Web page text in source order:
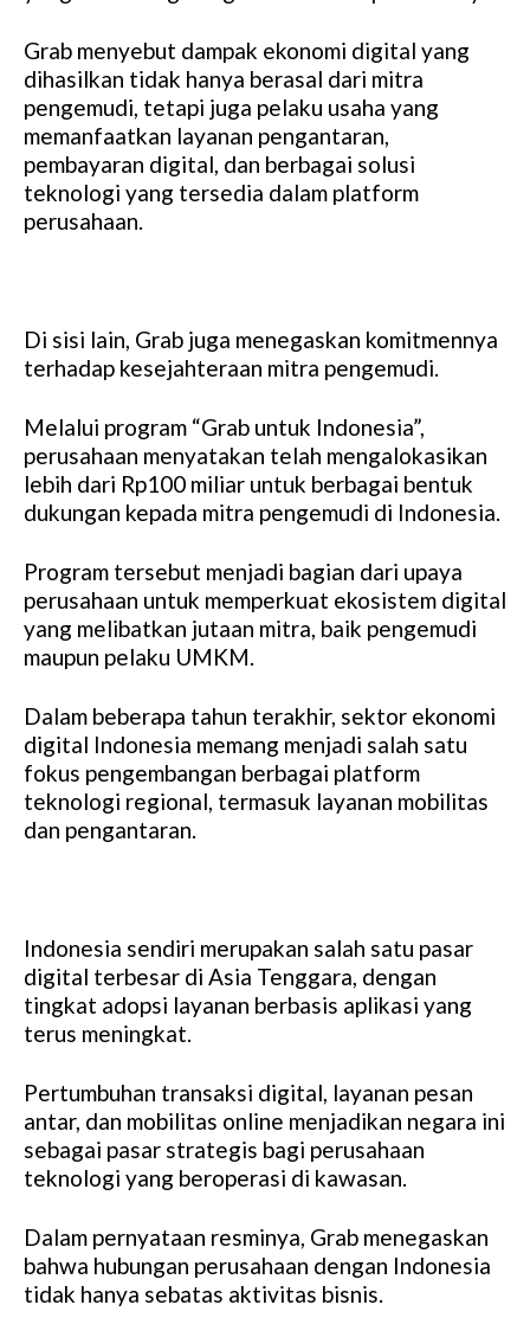
Grab menyebut dampak ekonomi digital yang
dihasilkan tidak hanya berasal dari mitra
pengemudi, tetapi juga pelaku usaha yang
memanfaatkan layanan pengantaran,
pembayaran digital, dan berbagai solusi
teknologi yang tersedia dalam platform
perusahaan.
Di sisi lain, Grab juga menegaskan komitmennya
terhadap kesejahteraan mitra pengemudi.
Melalui program “Grab untuk Indonesia”,
perusahaan menyatakan telah mengalokasikan
lebih dari Rp100 miliar untuk berbagai bentuk
dukungan kepada mitra pengemudi di Indonesia.
Program tersebut menjadi bagian dari upaya
perusahaan untuk memperkuat ekosistem digital
yang melibatkan jutaan mitra, baik pengemudi
maupun pelaku UMKM.
Dalam beberapa tahun terakhir, sektor ekonomi
digital Indonesia memang menjadi salah satu
fokus pengembangan berbagai platform
teknologi regional, termasuk layanan mobilitas
dan pengantaran.
Indonesia sendiri merupakan salah satu pasar
digital terbesar di Asia Tenggara, dengan
tingkat adopsi layanan berbasis aplikasi yang
terus meningkat.
Pertumbuhan transaksi digital, layanan pesan
antar, dan mobilitas online menjadikan negara ini
sebagai pasar strategis bagi perusahaan
teknologi yang beroperasi di kawasan.
Dalam pernyataan resminya, Grab menegaskan
bahwa hubungan perusahaan dengan Indonesia
tidak hanya sebatas aktivitas bisnis.